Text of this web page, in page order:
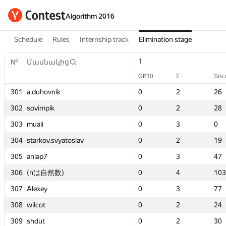
Algorithm 2016
Schedule Rules Internship track Elimination stage
№ Մասնակից 1
GP30 Σ
301 a.duhovnik 0 2
26
302 sovimpik 0 2
28
303 muali 0 3
0
304 starkov.svyatoslav 0 2
19
305 aniap7 0 3
47
306 (nは自然数) 0 4
103
307 Alexey 0 3
77
308 wilcot 0 2
24
309 shdut 0 2
30
2
Տուգանք
0
0
0
0 2
0
—
0
0
0
№ Մասնակից 1
GP30 Σ
301 a.duhovnik 0 2
26
302 sovimpik 0 2
28
303 muali 0 3
0
304 starkov.svyatoslav 0 2
19
305 aniap7 0 3
47
306 (nは自然数) 0 4
103
307 Alexey 0 3
77
308 wilcot 0 2
24
309 shdut 0 2
30
№ Մասնակից 1
GP30 Σ
301 a.duhovnik 0 2
26
302 sovimpik 0 2
28
303 muali 0 3
0
304 starkov.svyatoslav 0 2
19
305 aniap7 0 3
47
306 (nは自然数) 0 4
103
307 Alexey 0 3
77
308 wilcot 0 2
24
309 shdut 0 2
30
2
Տուգանք
0
0
0
0 2
0
—
0
0
0
№ Մասնակից 1
GP30 Σ
301 a.duhovnik 0 2
26
302 sovimpik 0 2
28
303 muali 0 3
0
304 starkov.svyatoslav 0 2
19
305 aniap7 0 3
47
306 (nは自然数) 0 4
103
307 Alexey 0 3
77
308 wilcot 0 2
24
309 shdut 0 2
30